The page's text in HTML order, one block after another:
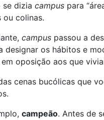
se dizia campus para
ou colinas.
campus passou a
designar os hábitos e
oposição aos que
cenas bucólicas que
campeão. Antes de